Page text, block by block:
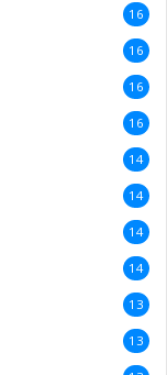
16
16
16
16
14
14
14
14
13
13